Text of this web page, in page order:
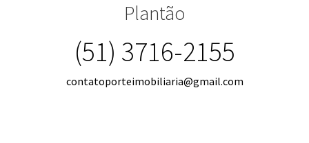
Plantão
(51) 3716-2155
contatoporteimobiliaria@gmail.com